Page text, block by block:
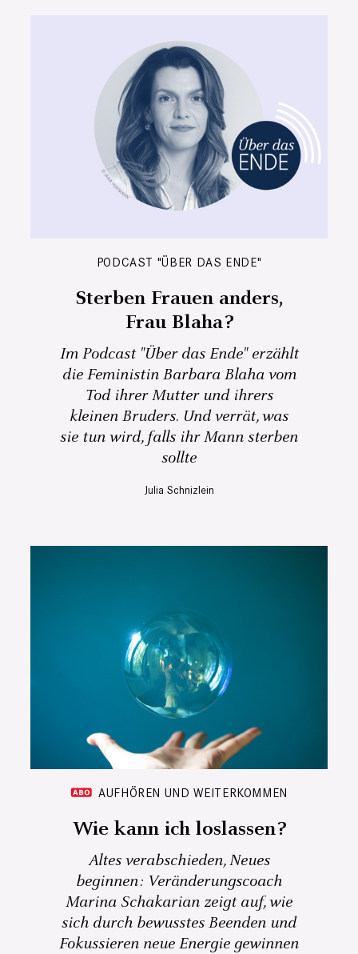
PODCAST "ÜBER DAS ENDE"
Sterben Frauen anders,
Frau Blaha?
Im Podcast "Über das Ende" erzählt
die Feministin Barbara Blaha vom
Tod ihrer Mutter und ihrers
kleinen Bruders. Und verrät, was
sie tun wird, falls ihr Mann sterben
sollte
Julia Schnizlein
AUFHÖREN UND WEITERKOMMEN
Wie kann ich loslassen?
Altes verabschieden, Neues
beginnen: Veränderungscoach
Marina Schakarian zeigt auf, wie
sich durch bewusstes Beenden und
Fokussieren neue Energie gewinnen